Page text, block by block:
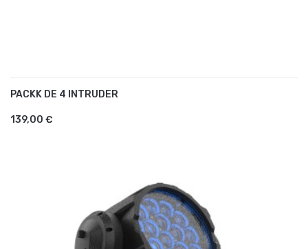
PACKK DE 4 INTRUDER
139,00 €